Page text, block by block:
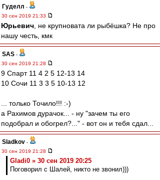
Гуделл -
30 сен 2019 21:33
Юрьевич , не крупновата ли рыбёшка? Не про
нашу честь, кмк
SAS -
30 сен 2019 21:28
9 Спарт 11 4 2 5 12-13 14
10 Сочи 11 3 3 5 10-13 12
... только Точило!!! :-)
а Рахимов дурачок... - ну "зачем ты его
подобрал и обогрел?..." - вот он и тебя сдал...
Sladkov -
30 сен 2019 21:28
Gladi0 » 30 сен 2019 20:25
Поговорил с Шалей, никто не звонил)))